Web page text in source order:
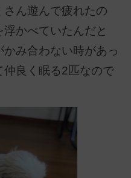
ん遊んで疲れたの
かべていたんだと
み合わない時があっ
良く眠る2匹なので